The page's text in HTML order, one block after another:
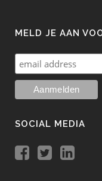
MELD JE AAN
SOCIAL MEDIA